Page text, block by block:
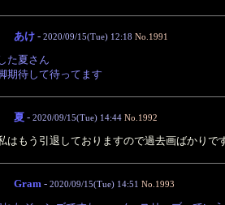
あけ - 2020/09/15(Tue) 12:18 No.1991
た夏さん
期待して待ってます
夏 - 2020/09/15(Tue) 14:44 No.1992
はもう引退しておりますので過去画ばかりで
Gram - 2020/09/15(Tue) 14:51 No.1993